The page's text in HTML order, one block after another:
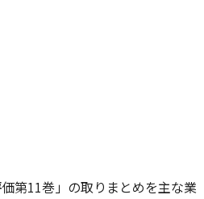
第11巻」の取りまとめを主な業